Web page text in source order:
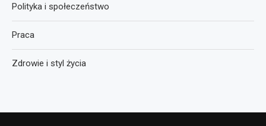
Polityka i społeczeństwo
Praca
Zdrowie i styl życia